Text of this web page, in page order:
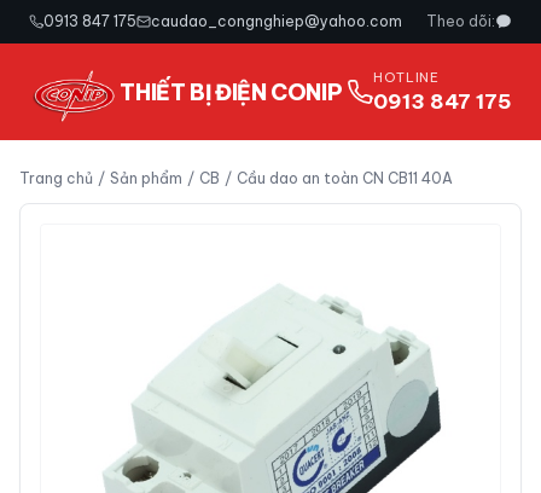
0913 847 175 caudao_congnghiep@yahoo.com Theo dõi:
THIẾT BỊ ĐIỆN CONIP
HOTLINE
0913 847 175
Trang chủ / Sản phẩm / CB / Cầu dao an toàn CN CB11 40A